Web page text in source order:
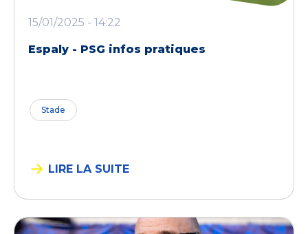
15/01/2025 - 14:22
Espaly - PSG infos pratiques
Stade
LIRE LA SUITE